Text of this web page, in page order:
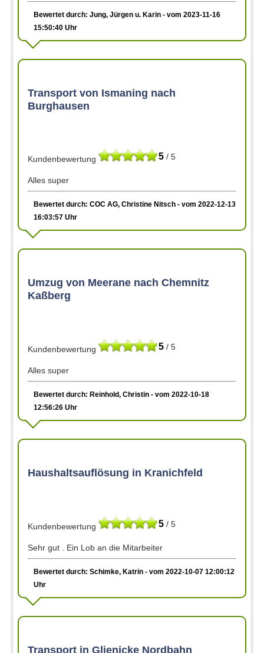
Bewertet durch: Jung, Jürgen u. Karin - vom 2023-11-16
15:50:40 Uhr
Transport von Ismaning nach
Burghausen
5 / 5
Kundenbewertung
Alles super
Bewertet durch: COC AG, Christine Nitsch - vom 2022-12-13
16:03:57 Uhr
Umzug von Meerane nach Chemnitz
Kaßberg
5 / 5
Kundenbewertung
Alles super
Bewertet durch: Reinhold, Christin - vom 2022-10-18
12:56:26 Uhr
Haushaltsauflösung in Kranichfeld
5 / 5
Kundenbewertung
Sehr gut . Ein Lob an die Mitarbeiter
Bewertet durch: Schimke, Katrin - vom 2022-10-07 12:00:12
Uhr
Transport in Glienicke Nordbahn